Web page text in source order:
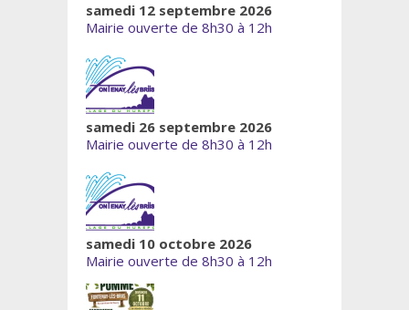
samedi 12 septembre 2026
Mairie ouverte de 8h30 à 12h
samedi 26 septembre 2026
Mairie ouverte de 8h30 à 12h
samedi 10 octobre 2026
Mairie ouverte de 8h30 à 12h